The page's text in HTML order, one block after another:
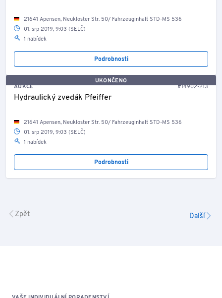
21641 Apensen, Neukloster Str. 50/ Fahrzeuginhalt STD-MS 536
01. srp 2019, 9:03 (SELČ)
1 nabídek
Podrobnosti
UKONČENO
AUKCE
#14902-213
Hydraulický zvedák Pfeiffer
21641 Apensen, Neukloster Str. 50/ Fahrzeuginhalt STD-MS 536
01. srp 2019, 9:03 (SELČ)
1 nabídek
Podrobnosti
Zpět Další